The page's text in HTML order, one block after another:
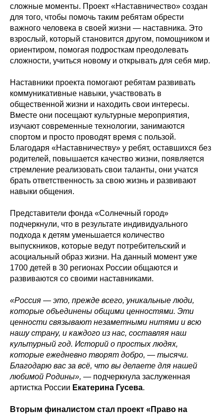
сложные моменты. Проект «Наставничество» создан
для того, чтобы помочь таким ребятам обрести
важного человека в своей жизни ― наставника. Это
взрослый, который становится другом, помощником и
ориентиром, помогая подросткам преодолевать
сложности, учиться новому и открывать для себя мир.
Наставники проекта помогают ребятам развивать
коммуникативные навыки, участвовать в
общественной жизни и находить свои интересы.
Вместе они посещают культурные мероприятия,
изучают современные технологии, занимаются
спортом и просто проводят время с пользой.
Благодаря «Наставничеству» у ребят, оставшихся без
родителей, повышается качество жизни, появляется
стремление реализовать свои таланты, они учатся
брать ответственность за свою жизнь и развивают
навыки общения.
Представители фонда «Солнечный город»
подчеркнули, что в результате индивидуального
подхода к детям уменьшается количество
выпускников, которые ведут потребительский и
асоциальный образ жизни. На данный момент уже
1700 детей в 30 регионах России общаются и
развиваются со своими наставниками.
«Россия — это, прежде всего, уникальные люди,
которые объединены общими ценностями. Эти
ценности связывают незаметными нитями и всю
нашу страну, и каждого из нас, составляя наш
культурный год. Историй о простых людях,
которые ежедневно творят добро, — тысячи.
Благодарю вас за всё, что вы делаете для нашей
любимой Родины», — подчеркнула заслуженная
артистка России Екатерина Гусева.
Вторым финалистом стал проект «Право на